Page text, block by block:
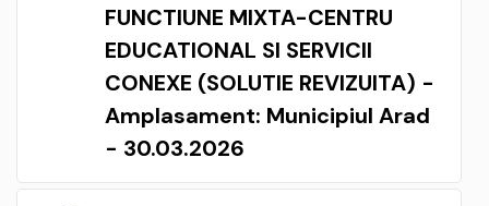
FUNCTIUNE MIXTA-CENTRU
EDUCATIONAL SI SERVICII
CONEXE (SOLUTIE REVIZUITA) -
Amplasament: Municipiul Arad
- 30.03.2026